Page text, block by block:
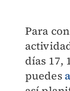
Para
días 17,
puedes